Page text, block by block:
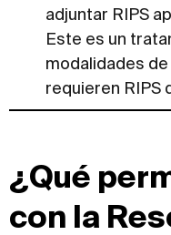
adjuntar RIPS
Este es un
modalidades
requieren RIPS
¿Qué
con la